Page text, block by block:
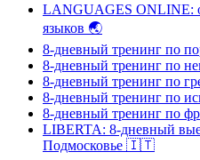
LANGUAGES ONLINE:
языков 🌏
8-дневный тренинг по
8-дневный тренинг по
8-дневный тренинг по
8-дневный тренинг по
8-дневный тренинг по
LIBERTA: 8-дневный
Подмосковье 🇮🇹